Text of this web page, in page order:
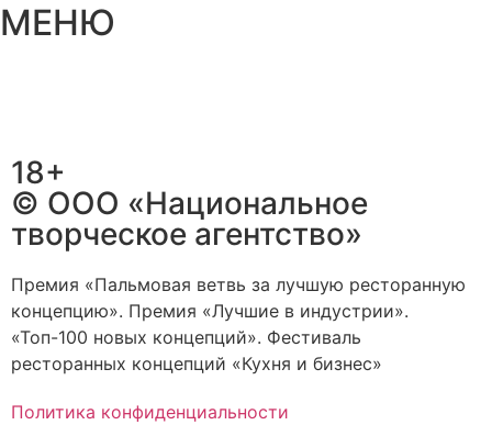
МЕНЮ
18+
© ООО «Национальное
творческое агентство»
Премия «Пальмовая ветвь за лучшую ресторанную
концепцию». Премия «Лучшие в индустрии».
«Топ-100 новых концепций». Фестиваль
ресторанных концепций «Кухня и бизнес»
Политика конфиденциальности